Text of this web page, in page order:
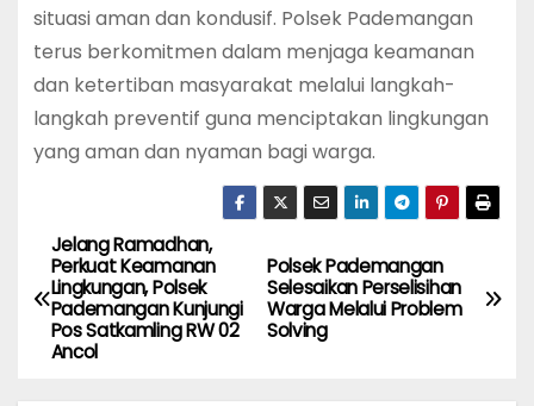
situasi aman dan kondusif. Polsek Pademangan
terus berkomitmen dalam menjaga keamanan
dan ketertiban masyarakat melalui langkah-
langkah preventif guna menciptakan lingkungan
yang aman dan nyaman bagi warga.
P
o
s
Polsek Pademangan
Selesaikan Perselisihan
Warga Melalui Problem
Solving
Jelang Ramadhan,
Perkuat Keamanan
Lingkungan, Polsek
Pademangan Kunjungi
Pos Satkamling RW 02
Ancol